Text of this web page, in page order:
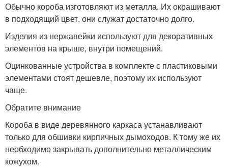
Обычно короба изготовляют из металла. Их окрашивают
в подходящий цвет, они служат достаточно долго.
Изделия из нержавейки используют для декоративных
элементов на крыше, внутри помещений.
Оцинкованные устройства в комплекте с пластиковыми
элементами стоят дешевле, поэтому их используют
чаще.
Обратите внимание
Короба в виде деревянного каркаса устанавливают
только для обшивки кирпичных дымоходов. К тому же их
необходимо закрывать дополнительно металлическим
кожухом.